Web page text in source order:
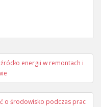
energii w remontach i
o środowisko podczas prac